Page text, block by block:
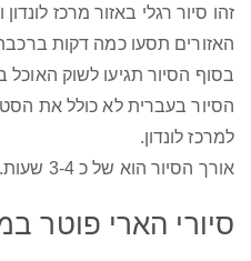
זהו סיור רגלי באזור מרכז לונדון
האזורים תסעו כמה דקות
בסוף הסיור תגיעו לשוק האוכל
הסיור בעברית לא כולל את
למרכז לונדון.
אורך הסיור הוא של כ 3-4 שעות.
סיורי הארי פוטר